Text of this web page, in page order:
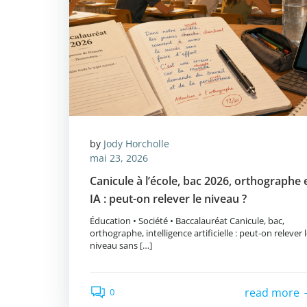
by Jody Horcholle
mai 23, 2026
Canicule à l’école, bac 2026, orthographe
IA : peut-on relever le niveau ?
Éducation • Société • Baccalauréat Canicule, bac,
orthographe, intelligence artificielle : peut-on relever
niveau sans […]
0 read more